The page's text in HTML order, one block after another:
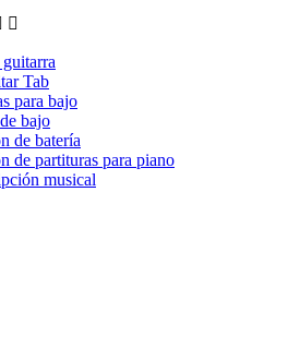

Tab
para bajo
bajo
de batería
de partituras para piano
musical